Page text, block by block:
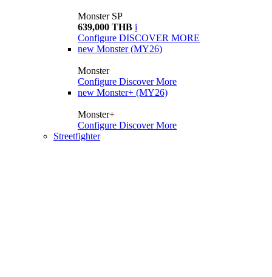
Monster SP
639,000 THB i
Configure DISCOVER MORE
new Monster (MY26)
Monster
Configure Discover More
new Monster+ (MY26)
Monster+
Configure Discover More
Streetfighter